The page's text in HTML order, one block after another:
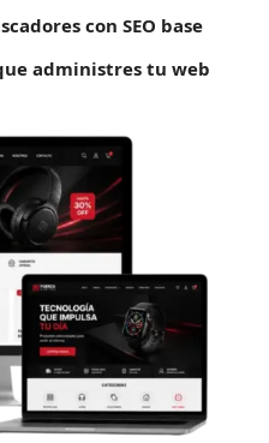
con SEO base
administres tu web